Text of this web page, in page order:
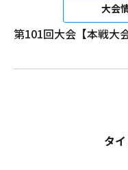
大会
第101回大会【本戦大
タ